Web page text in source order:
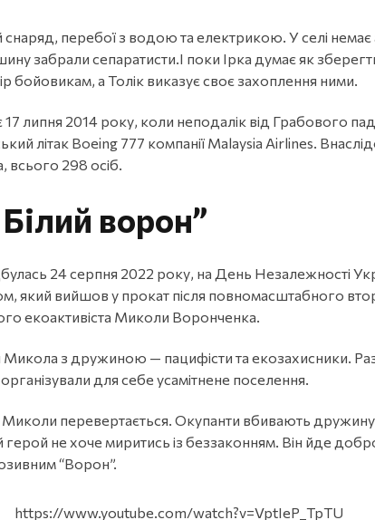
перебої з водою та електрикою. У селі немає
забрали сепаратисти.І поки Ірка думає як
бойовикам, а Толік виказує своє захоплення ними.
липня 2014 року, коли неподалік від Грабового
літак Boeing 777 компанії Malaysia Airlines.
всього 298 осіб.
ворон”
24 серпня 2022 року, на День Незалежності
який вийшов у прокат після повномасштабного
екоактивіста Миколи Воронченка.
Микола з дружиною — пацифісти та екозахисники.
для себе усамітнене поселення.
Миколи перевертається. Окупанти вбивають
не хоче миритись із беззаконням. Він йде
“Ворон”.
https://www.youtube.com/watch?v=VptIeP_TpTU